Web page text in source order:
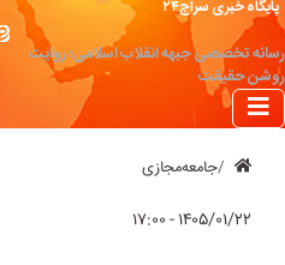
پایگاه خبری سراج۲۴
رسانه تخصصی جبهه انقلاب اسلامی؛ روایت
روشن حقیقت
جامعه‌مجازی
۱۴۰۵/۰۱/۲۲ - ۱۷:۰۰